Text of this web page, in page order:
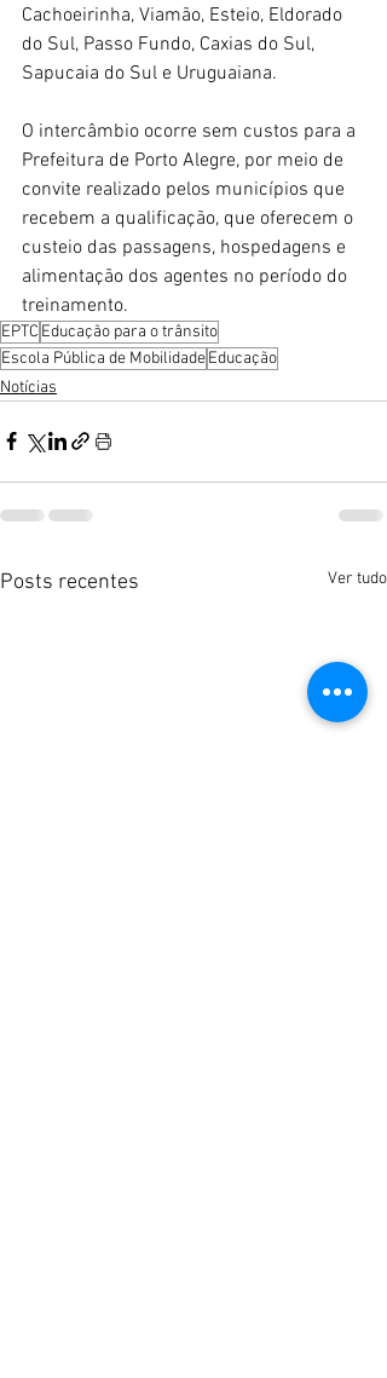
Cachoeirinha, Viamão, Esteio, Eldorado
do Sul, Passo Fundo, Caxias do Sul,
Sapucaia do Sul e Uruguaiana.
O intercâmbio ocorre sem custos para a
Prefeitura de Porto Alegre, por meio de
convite realizado pelos municípios que
recebem a qualificação, que oferecem o
custeio das passagens, hospedagens e
alimentação dos agentes no período do
treinamento.
EPTC Educação para o trânsito
Escola Pública de MobilidadeEducação
Notícias
Posts recentes Ver tudo